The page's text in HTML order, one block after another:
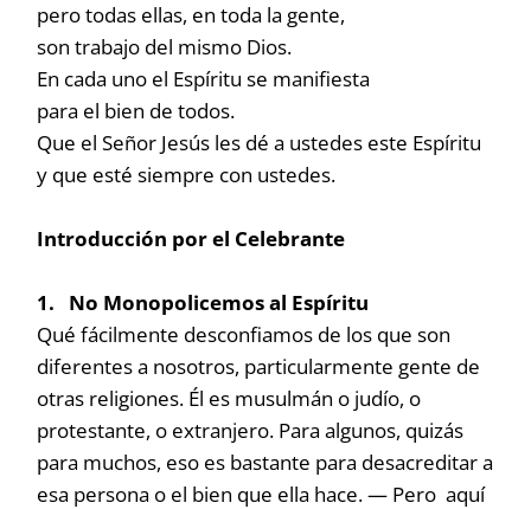
pero todas ellas, en toda la gente,
son trabajo del mismo Dios.
En cada uno el Espíritu se manifiesta
para el bien de todos.
Que el Señor Jesús les dé a ustedes este Espíritu
y que esté siempre con ustedes.
Introducción por el Celebrante
1. No Monopolicemos al Espíritu
Qué fácilmente desconfiamos de los que son
diferentes a nosotros, particularmente gente de
otras religiones. Él es musulmán o judío, o
protestante, o extranjero. Para algunos, quizás
para muchos, eso es bastante para desacreditar a
esa persona o el bien que ella hace. — Pero aquí